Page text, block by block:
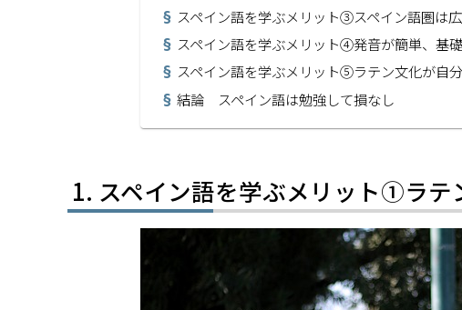
スペイン語を学ぶメリット③スペイン語圏は
スペイン語を学ぶメリット④発音が簡単、基
スペイン語を学ぶメリット⑤ラテン文化が自
結論 スペイン語は勉強して損なし
スペイン語を学ぶメリット➀ラテ